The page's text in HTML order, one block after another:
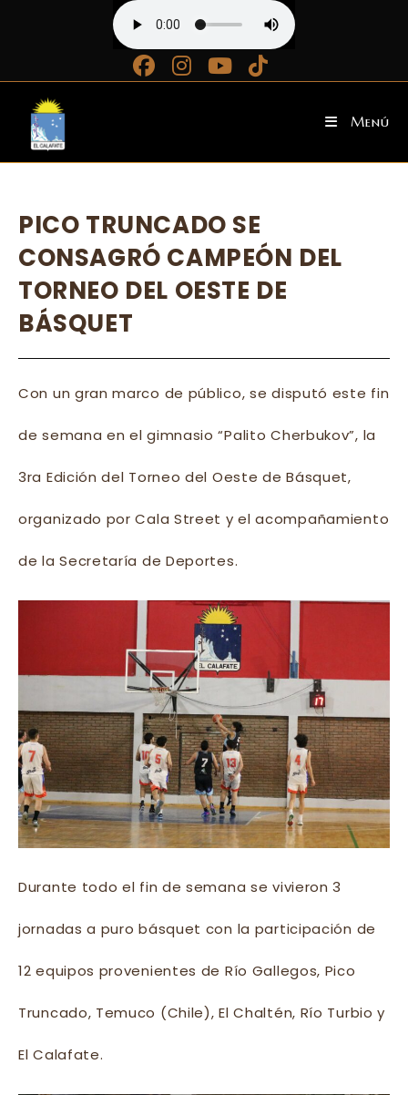
contenido
Menú
PICO TRUNCADO SE
CONSAGRÓ CAMPEÓN DEL
TORNEO DEL OESTE DE
BÁSQUET
Con un gran marco de público, se disputó este fin
de semana en el gimnasio “Palito Cherbukov”, la
3ra Edición del Torneo del Oeste de Básquet,
organizado por Cala Street y el acompañamiento
de la Secretaría de Deportes.
Durante todo el fin de semana se vivieron 3
jornadas a puro básquet con la participación de
12 equipos provenientes de Río Gallegos, Pico
Truncado, Temuco (Chile), El Chaltén, Río Turbio y
El Calafate.